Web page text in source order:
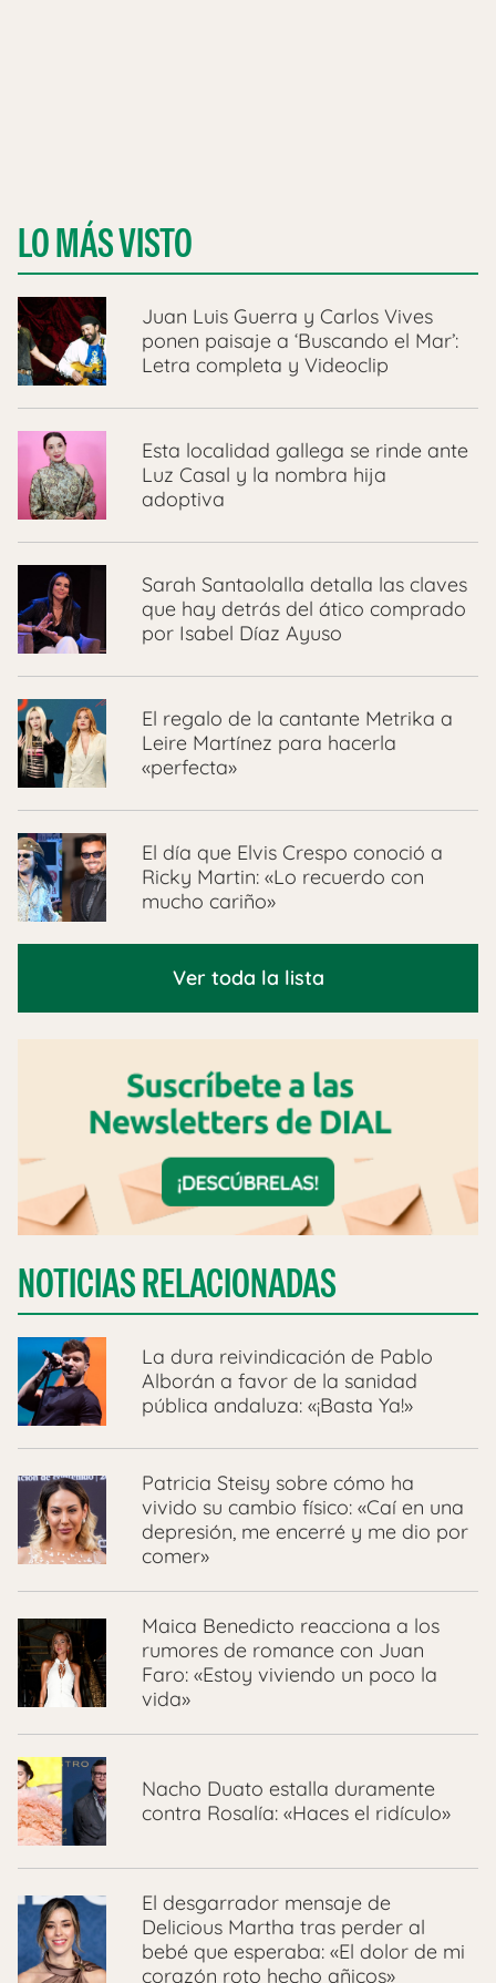
LO MÁS VISTO
Juan Luis Guerra y Carlos Vives
ponen paisaje a ‘Buscando el Mar’:
Letra completa y Videoclip
Esta localidad gallega se rinde ante
Luz Casal y la nombra hija
adoptiva
Sarah Santaolalla detalla las claves
que hay detrás del ático comprado
por Isabel Díaz Ayuso
El regalo de la cantante Metrika a
Leire Martínez para hacerla
«perfecta»
El día que Elvis Crespo conoció a
Ricky Martin: «Lo recuerdo con
mucho cariño»
Ver toda la lista
NOTICIAS RELACIONADAS
La dura reivindicación de Pablo
Alborán a favor de la sanidad
pública andaluza: «¡Basta Ya!»
Patricia Steisy sobre cómo ha
vivido su cambio físico: «Caí en una
depresión, me encerré y me dio por
comer»
Maica Benedicto reacciona a los
rumores de romance con Juan
Faro: «Estoy viviendo un poco la
vida»
Nacho Duato estalla duramente
contra Rosalía: «Haces el ridículo»
El desgarrador mensaje de
Delicious Martha tras perder al
bebé que esperaba: «El dolor de mi
corazón roto hecho añicos»